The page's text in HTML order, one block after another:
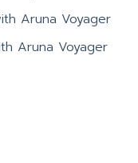
Aruna Voyager
Aruna Voyager